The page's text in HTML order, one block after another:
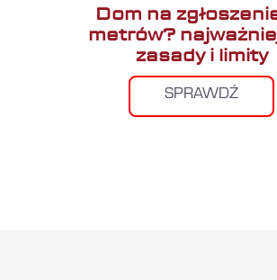
Dom na
metrów?
zasady i limity
SPRAWDŹ